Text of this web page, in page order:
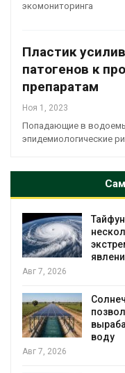
экомониторинга
Пластик
патогенов к
препаратам
Ноя 1, 2023
Попадающие в
эпидемиологические
Авг 7, 2026
воду
Авг 7, 2026